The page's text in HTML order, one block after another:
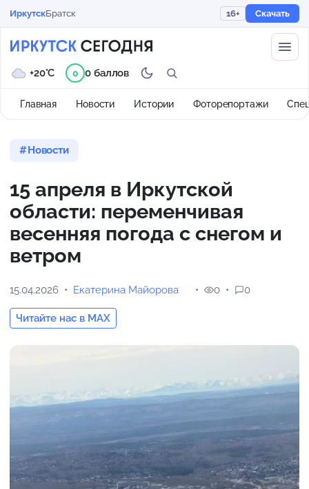
ИркутскБратск 16+ Скачать
Главная Новости Истории Фоторепортажи
+20°C 0 0 баллов
Новости
15 апреля в Иркутской
области: переменчивая
весенняя погода с снегом и
ветром
15.04.2026 Екатерина Майорова
Читайте нас в MAX
0 0